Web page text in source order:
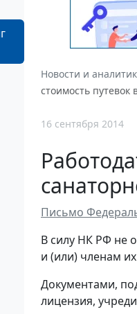
Новости и
стоимость
16 сентября 2014
Письмо
В силу НК РФ не
и (или) членам
Документами,
лицензия,